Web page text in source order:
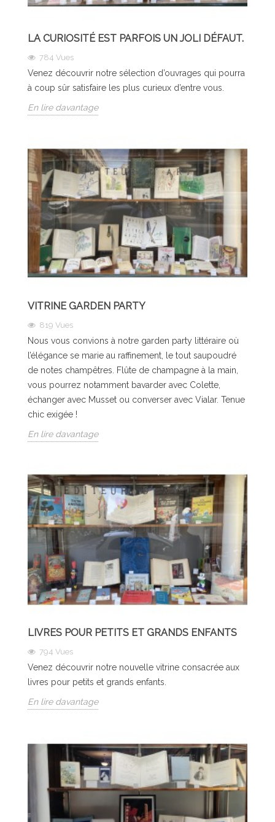
LA CURIOSITÉ EST PARFOIS UN JOLI DÉFAUT.
784 Vues
Venez découvrir notre sélection d’ouvrages qui pourra
à coup sûr satisfaire les plus curieux d’entre vous.
En lire davantage
VITRINE GARDEN PARTY
819 Vues
Nous vous convions à notre garden party littéraire où
l’élégance se marie au raffinement, le tout saupoudré
de notes champêtres. Flûte de champagne à la main,
vous pourrez notamment bavarder avec Colette,
échanger avec Musset ou converser avec Vialar. Tenue
chic exigée !
En lire davantage
LIVRES POUR PETITS ET GRANDS ENFANTS
794 Vues
Venez découvrir notre nouvelle vitrine consacrée aux
livres pour petits et grands enfants.
En lire davantage